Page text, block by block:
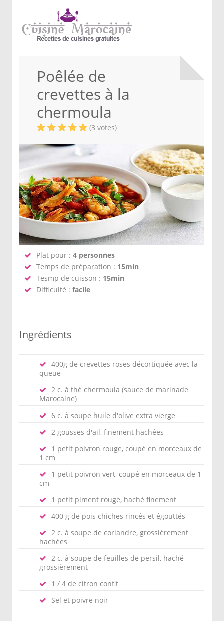
Poêlée de
crevettes à la
chermoula
(3 votes)
Plat pour : 4 personnes
Temps de préparation : 15min
Tesmp de cuisson : 15min
Difficulté : facile
Ingrédients
400g de crevettes roses décortiquée avec la
queue
2 c. à thé chermoula (sauce de marinade
Marocaine)
6 c. à soupe huile d'olive extra vierge
2 gousses d'ail, finement hachées
1 petit poivron rouge, coupé en morceaux de
1 cm
1 petit poivron vert, coupé en morceaux de 1
cm
1 petit piment rouge, haché finement
400 g de pois chiches rincés et égouttés
2 c. à soupe de coriandre, grossièrement
hachées
2 c. à soupe de feuilles de persil, haché
grossièrement
1 / 4 de citron confit
Sel et poivre noir